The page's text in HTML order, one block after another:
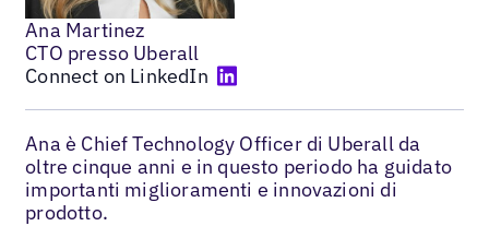
Ana Martinez
CTO presso Uberall
Connect on LinkedIn
Ana è Chief Technology Officer di Uberall da
oltre cinque anni e in questo periodo ha guidato
importanti miglioramenti e innovazioni di
prodotto.